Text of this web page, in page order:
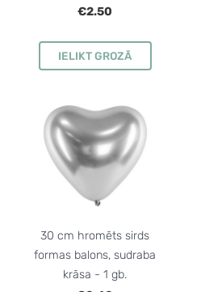
€2.50
IELIKT GROZĀ
30 cm hromēts sirds
formas balons, sudraba
krāsa - 1 gb.